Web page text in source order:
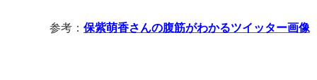
参考： 保紫萌香さんの腹筋がわかるツイッター画像